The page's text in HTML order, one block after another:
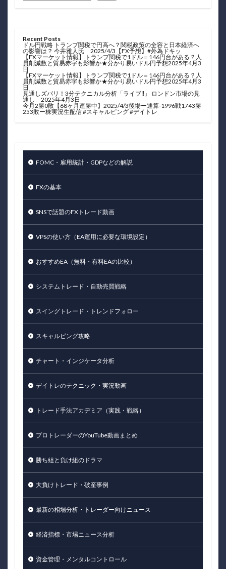
Recent Posts
ドル円戦略 トランプ関税で円高へ？関税政策の全容と日本経済へ
の影響は？ 今井雅人氏 2025/4/3【FX予想】#外為ドキッ
【FXマーケット情報】トランプ関税で1ドル＝146円台がある？人
員削減数と貿易赤字も影響か★分かり易いドル円予想2025年4月3
日
【FXマーケット情報】トランプ関税で1ドル＝146円台がある？人
員削減数と貿易赤字も影響か★分かり易いドル円予想2025年4月3
日
見通しズバリ！3分テクニカル分析「ライブ‼」 ロンドン市場の見
通し 2025年4月3日
今月2勝0敗【68ヶ月連勝中】2025/4/3後場ー通算-1996戦1743勝
253敗ー株実況生配信 #スキャルピング #デイトレ
FOMC・雇用統計・GDPなどの解説
FXの基本
SNSで話題のFXトレード動画
VPSの使い方（EA運用に必要な環境設定）
おすすめEA（無料・有料EAの比較）
システムトレード・自動売買戦略
スイングトレード・トレンドフォロー
スキャルピング攻略
チャート・インジケータ分析
デイトレのテクニック・実況動画
トレード手法アカデミア（実践・戦略）
プロトレーダーのYouTube動画まとめ
勝ち組と負け組のドラマ
大負けトレード・破産事例
最新の相場分析・トレーダー向けニュース
経済指標・市場ニュース分析
資金管理・メンタルコントロール